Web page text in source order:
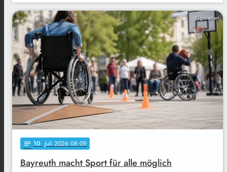
KI-generiert
notes 10. Juli 2026 08:09
Bayreuth macht Sport für alle möglich